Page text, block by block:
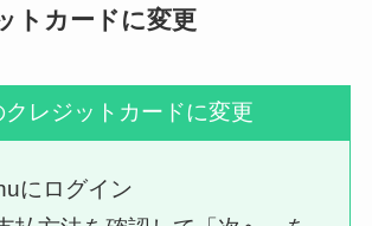
トカードに変更
クレジットカードに変更
にログイン